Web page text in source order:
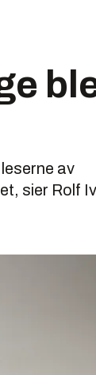
av
sier Rolf